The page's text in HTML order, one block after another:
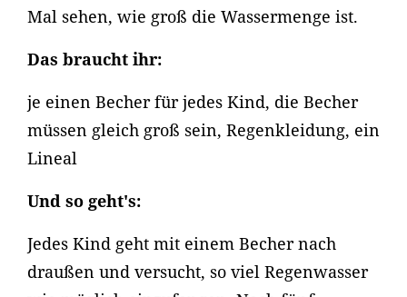
Mal sehen, wie groß die Wassermenge ist.
Das braucht ihr:
je einen Becher für jedes Kind, die Becher
müssen gleich groß sein, Regenkleidung, ein
Lineal
Und so geht's:
Jedes Kind geht mit einem Becher nach
draußen und versucht, so viel Regenwasser